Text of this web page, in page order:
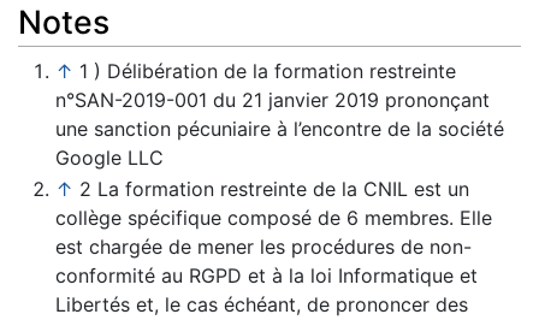
Notes
↑ 1 ) Délibération de la formation restreinte
n°SAN-2019-001 du 21 janvier 2019 prononçant
une sanction pécuniaire à l’encontre de la société
Google LLC
↑ 2 La formation restreinte de la CNIL est un
collège spécifique composé de 6 membres. Elle
est chargée de mener les procédures de non-
conformité au RGPD et à la loi Informatique et
Libertés et, le cas échéant, de prononcer des